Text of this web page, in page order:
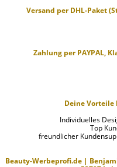
Versand per DHL-Paket
Zahlung per PAYPAL,
Deine
Individuelles
Top
freundlicher
Beauty-Werbeprofi.de |